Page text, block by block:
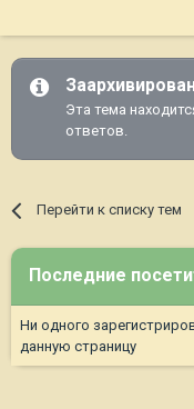
Эта тема
ответов.
Перейти к списку тем
Последние
Ни одного
данную страницу